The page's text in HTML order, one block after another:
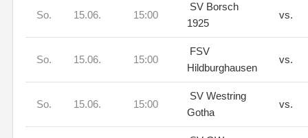
So. 15.06. 15:00
SV Borsch
1925
vs.
So. 15.06. 15:00
FSV
Hildburghausen
vs.
So. 15.06. 15:00
SV Westring
Gotha
vs.